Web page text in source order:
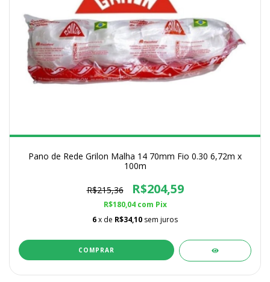
Pano de Rede Grilon Malha 14 70mm Fio 0.30 6,72m x
100m
R$215,36 R$204,59
R$180,04 com Pix
6x de R$34,10 sem juros